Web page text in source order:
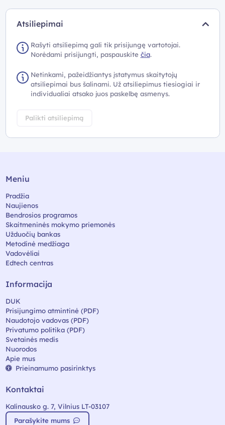
Atsiliepimai
Rašyti atsiliepimą gali tik prisijungę vartotojai.
Norėdami prisijungti, paspauskite čia.
Netinkami, pažeidžiantys įstatymus skaitytojų
atsiliepimai bus šalinami. Už atsiliepimus tiesiogiai ir
individualiai atsako juos paskelbę asmenys.
Palikti atsiliepimą
Meniu
Pradžia
Naujienos
Bendrosios programos
Skaitmeninės mokymo priemonės
Užduočių bankas
Metodinė medžiaga
Vadovėliai
Edtech centras
Informacija
DUK
Prisijungimo atmintinė (PDF)
Naudotojo vadovas (PDF)
Privatumo politika (PDF)
Svetainės medis
Nuorodos
Apie mus
Prieinamumo pasirinktys
Kontaktai
Kalinausko g. 7, Vilnius LT-03107
Parašykite mums